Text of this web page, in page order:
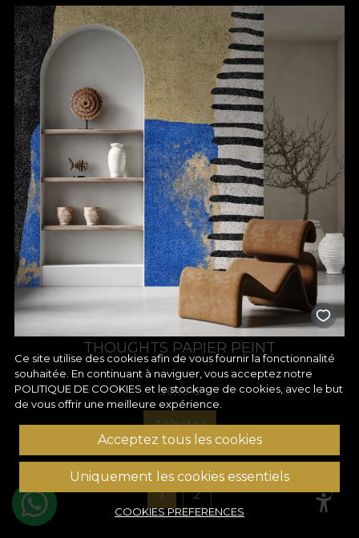
THOUGHTS PAPIER PEINT
36,16€
Acheter
1 2
Ce site utilise des cookies afin de vous fournir la fonctionnalité
souhaitée. En continuant à naviguer, vous acceptez notre
POLITIQUE DE COOKIES et le stockage de cookies, avec le but
de vous offrir une meilleure expérience.
Acceptez tous les cookies
Uniquement les cookies essentiels
COOKIES PREFERENCES